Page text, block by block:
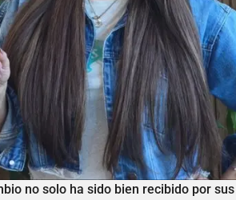
no solo ha sido bien recibido por